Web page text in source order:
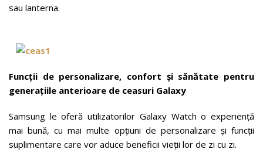
sau lanterna.
Funcții de personalizare, confort și sănătate pentru
generațiile anterioare de ceasuri Galaxy
Samsung le oferă utilizatorilor Galaxy Watch o experiență
mai bună, cu mai multe opțiuni de personalizare și funcții
suplimentare care vor aduce beneficii vieții lor de zi cu zi.